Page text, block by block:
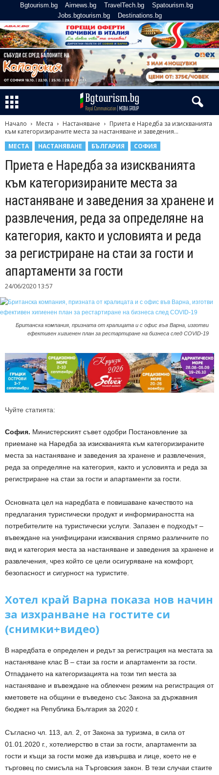
Bgtourism.bg Airnews.bg TravelTech.bg
Spatourism.bg
Jobs.bgtourism.bg
Destinations.bg
Начало Места Настаняване
Приета е Наредба за изискванията
към категоризираните места за настаняване и заведения...
МЕСТА
НАСТАНЯВАНЕ БЪЛГАРИЯ СОФИЯ
Приета е Наредба за изискванията
към категоризираните места за
настаняване и заведения за хранене и
развлечения, реда за определяне на
категория, както и условията и реда
за регистриране на стаи за гости и
апартаменти за гости
24/06/2020 13:57
Британска компания, призната от кралицата и с офис във Варна, изготви
ефективен хигиенен план за рестартиране на бизнеса след COVID-19
Чуйте статията:
София. Министерският съвет одобри Постановление за
приемане на Наредба за изискванията към категоризираните
места за настаняване и заведения за хранене и развлечения,
реда за определяне на категория, както и условията и реда за
регистриране на стаи за гости и апартаменти за гости.
Основната цел на наредбата е повишаване качеството на
предлагания туристически продукт и информираността на
потребителите на туристически услуги. Запазен е подходът –
въвеждане на унифицирани изисквания спрямо различните по
вид и категория места за настаняване и заведения за хранене и
развлечения, чрез който се цели осигуряване на комфорт,
безопасност и сигурност на туристите.
Хотел край Варна показа нов начин
за изхранване на гостите си
(снимки+видео)
В наредбата е определен и редът за регистрация на местата за
настаняване клас В – стаи за гости и апартаменти за гости.
Отпадането на категоризацията на този тип места за
настаняване и въвеждане на облекчен режим на регистрация от
кметовете на общини е въведено със Закона за държавния
бюджет на Република България за 2020 г.
Съгласно чл. 113, ал. 2, от Закона за туризма, в сила от
01.01.2020 г., хотелиерство в стаи за гости, апартаменти за
гости и къщи за гости може да извършва и лице, което не е
търговец по смисъла на Търговския закон. В тези случаи стаите